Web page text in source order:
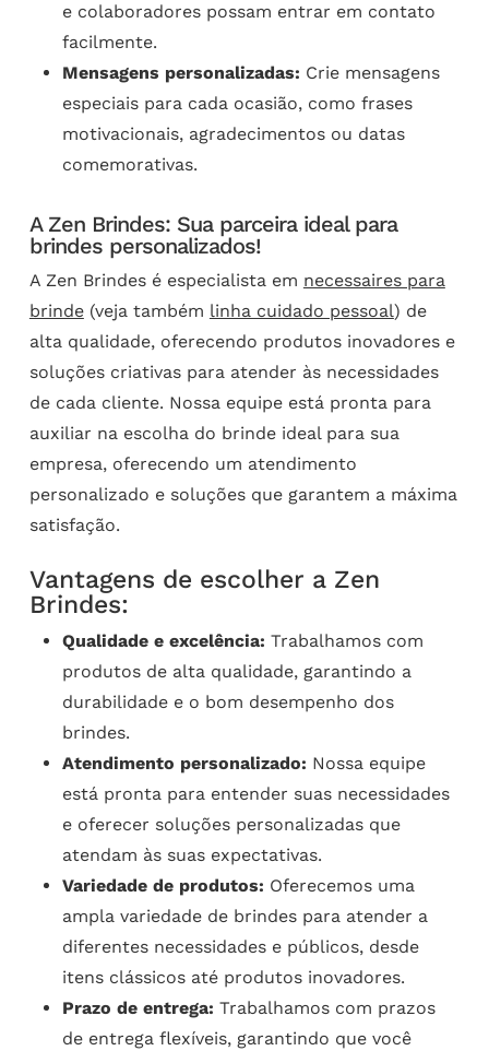
e colaboradores possam entrar em contato
facilmente.
Mensagens personalizadas: Crie mensagens
especiais para cada ocasião, como frases
motivacionais, agradecimentos ou datas
comemorativas.
A Zen Brindes: Sua parceira ideal para
brindes personalizados!
A Zen Brindes é especialista em necessaires para
brinde(veja também linha cuidado pessoal) de
alta qualidade, oferecendo produtos inovadores e
soluções criativas para atender às necessidades
de cada cliente. Nossa equipe está pronta para
auxiliar na escolha do brinde ideal para sua
empresa, oferecendo um atendimento
personalizado e soluções que garantem a máxima
satisfação.
Vantagens de escolher a Zen
Brindes:
Qualidade e excelência: Trabalhamos com
produtos de alta qualidade, garantindo a
durabilidade e o bom desempenho dos
brindes.
Atendimento personalizado: Nossa equipe
está pronta para entender suas necessidades
e oferecer soluções personalizadas que
atendam às suas expectativas.
Variedade de produtos: Oferecemos uma
ampla variedade de brindes para atender a
diferentes necessidades e públicos, desde
itens clássicos até produtos inovadores.
Prazo de entrega: Trabalhamos com prazos
de entrega flexíveis, garantindo que você